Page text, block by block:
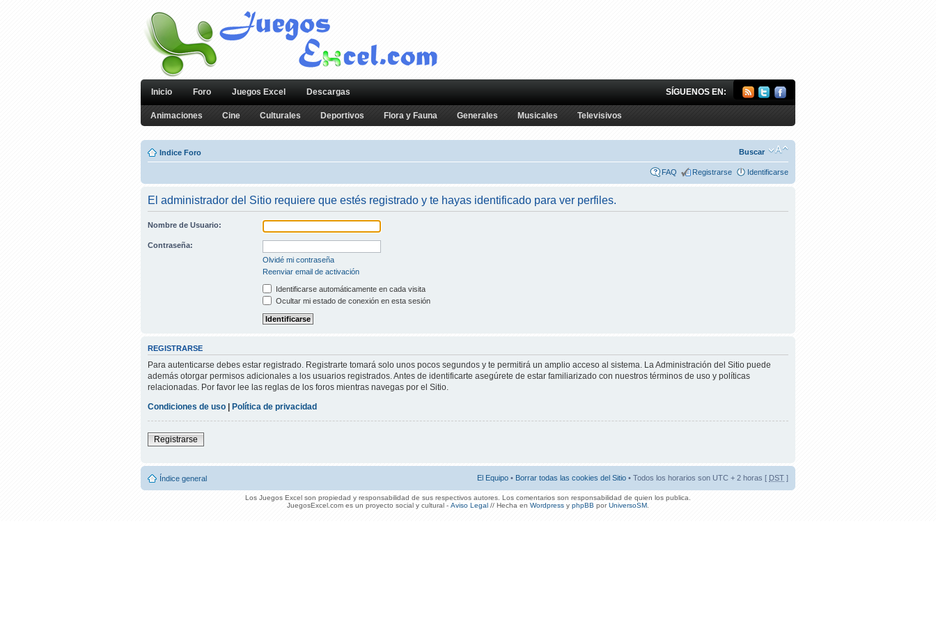
Inicio Foro Juegos Excel Descargas SÍGUENOS EN:
Animaciones Cine Culturales Deportivos Flora y Fauna Generales Musicales Televisivos
Indice Foro Buscar
FAQ Registrarse Identificarse
El administrador del Sitio requiere que estés registrado y te hayas identificado para ver perfiles.
Nombre de Usuario:
Contraseña:
Olvidé mi contraseña
Reenviar email de activación
Identificarse automáticamente en cada visita
Ocultar mi estado de conexión en esta sesión
REGISTRARSE
Para autenticarse debes estar registrado. Registrarte tomará solo unos pocos segundos y te permitirá un amplio acceso al sistema. La Administración del Sitio puede
además otorgar permisos adicionales a los usuarios registrados. Antes de identificarte asegúrete de estar familiarizado con nuestros términos de uso y políticas
relacionadas. Por favor lee las reglas de los foros mientras navegas por el Sitio.
Condiciones de uso | Política de privacidad
Registrarse
Índice general El Equipo • Borrar todas las cookies del Sitio • Todos los horarios son UTC + 2 horas [ DST ]
Los Juegos Excel son propiedad y responsabilidad de sus respectivos autores. Los comentarios son responsabilidad de quien los publica.
JuegosExcel.com es un proyecto social y cultural - Aviso Legal // Hecha en Wordpress y phpBB porUniversoSM